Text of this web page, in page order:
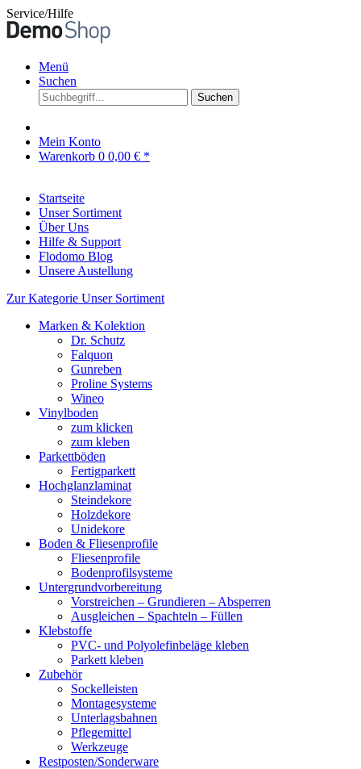
Service/Hilfe
Menü
Suchen
Suchen
Mein Konto
Warenkorb 0 0,00 € *
Startseite
Unser Sortiment
Über Uns
Hilfe & Support
Flodomo Blog
Unsere Austellung
Zur Kategorie Unser Sortiment
Marken & Kolektion
Dr. Schutz
Falquon
Gunreben
Proline Systems
Wineo
Vinylboden
zum klicken
zum kleben
Parkettböden
Fertigparkett
Hochglanzlaminat
Steindekore
Holzdekore
Unidekore
Boden & Fliesenprofile
Fliesenprofile
Bodenprofilsysteme
Untergrundvorbereitung
Vorstreichen – Grundieren – Absperren
Ausgleichen – Spachteln – Füllen
Klebstoffe
PVC- und Polyolefinbeläge kleben
Parkett kleben
Zubehör
Sockelleisten
Montagesysteme
Unterlagsbahnen
Pflegemittel
Werkzeuge
Restposten/Sonderware